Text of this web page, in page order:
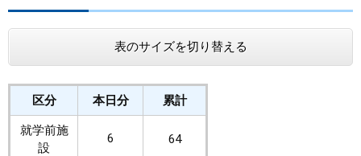
しごと・産業・観光
県政情報
表のサイズを切り替える
区分 本日分 累計
就学前施
設
6 64